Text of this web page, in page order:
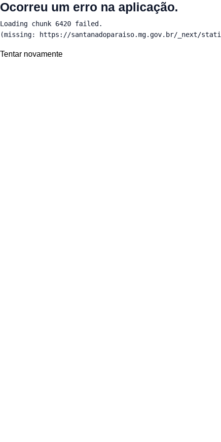
Ocorreu um erro na aplicação.
Loading chunk 6420 failed.
(missing: https://santanadoparaiso.mg.gov.br/_next/
Tentar novamente